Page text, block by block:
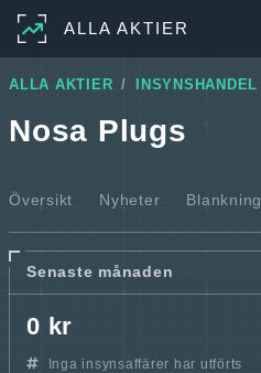
ALLA AKTIER
ALLA AKTIER INSYNSHANDEL
Nosa Plugs
Översikt Nyheter Blankning
Senaste månaden
0 kr
Inga insynsaffärer har utförts